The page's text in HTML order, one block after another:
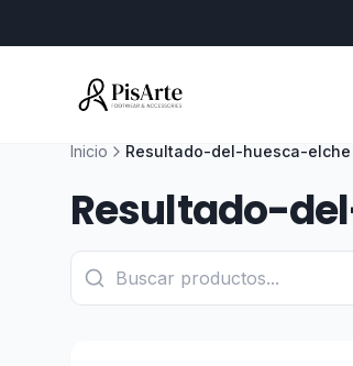
Inicio Resultado-del-huesca-elche
Resultado-